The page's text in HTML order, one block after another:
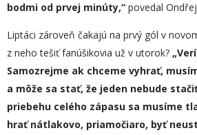
bodmi od prvej minúty,“ povedal
Liptáci zároveň čakajú na prvý gól v
z neho tešiť fanúšikovia už v utorok? „
Samozrejme ak chceme vyhrať,
a môže sa stať, že jeden nebude
priebehu celého zápasu sa musíme
hrať nátlakovo, priamočiaro, byť